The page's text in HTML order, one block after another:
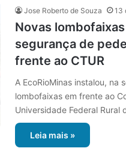
Jose Roberto de Souza 13
Novas
segurança de
frente ao CTUR
A EcoRioMinas instalou, na
lombofaixas em frente ao
Universidade Federal Rural
Leia mais »